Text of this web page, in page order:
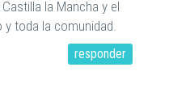
la Mancha y el
toda la comunidad.
responder